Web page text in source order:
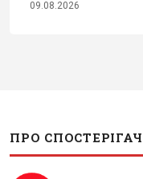
09.08.2026
ПРО СПОСТЕРІГАЧ